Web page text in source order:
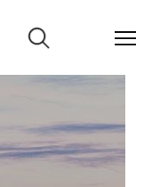
Zur
Suche